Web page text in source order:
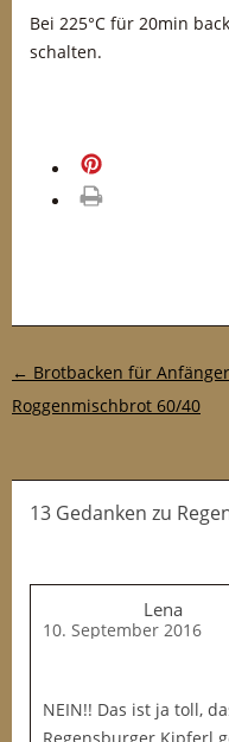
Bei 225°C für 20min
schalten.
Post-Navigation
← Brotbacken für
Roggenmischbrot 60/40
13 Gedanken zu
Lena
10. September 2016
NEIN!! Das ist ja toll,